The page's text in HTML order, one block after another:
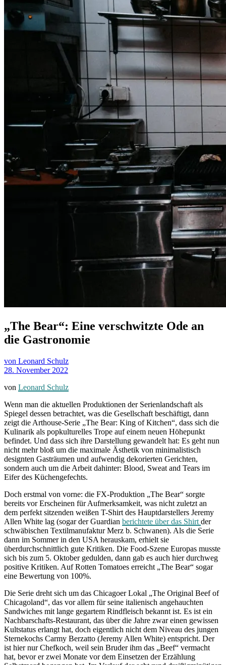
„The Bear“: Eine verschwitzte Ode an
die Gastronomie
von Leonard Schulz
28. November 2022
von Leonard Schulz
Wenn man die aktuellen Produktionen der Serienlandschaft als
Spiegel dessen betrachtet, was die Gesellschaft beschäftigt, dann
zeigt die Arthouse-Serie „The Bear: King of Kitchen“, dass sich die
Kulinarik als popkulturelles Trope auf einem neuen Höhepunkt
befindet. Und dass sich ihre Darstellung gewandelt hat: Es geht nun
nicht mehr bloß um die maximale Ästhetik von minimalistisch
designten Gasträumen und aufwendig dekorierten Gerichten,
sondern auch um die Arbeit dahinter: Blood, Sweat and Tears im
Eifer des Küchengefechts.
Doch erstmal von vorne: die FX-Produktion „The Bear“ sorgte
bereits vor Erscheinen für Aufmerksamkeit, was nicht zuletzt an
dem perfekt sitzenden weißen T-Shirt des Hauptdarstellers Jeremy
Allen White lag (sogar der Guardian berichtete über das Shirt der
schwäbischen Textilmanufaktur Merz b. Schwanen). Als die Serie
dann im Sommer in den USA herauskam, erhielt sie
überdurchschnittlich gute Kritiken. Die Food-Szene Europas musste
sich bis zum 5. Oktober gedulden, dann gab es auch hier durchweg
positive Kritiken. Auf Rotten Tomatoes erreicht „The Bear“ sogar
eine Bewertung von 100%.
Die Serie dreht sich um das Chicagoer Lokal „The Original Beef of
Chicagoland“, das vor allem für seine italienisch angehauchten
Sandwiches mit lange gegartem Rindfleisch bekannt ist. Es ist ein
Nachbarschafts-Restaurant, das über die Jahre zwar einen gewissen
Kultstatus erlangt hat, doch eigentlich nicht dem Niveau des jungen
Sternekochs Carmy Berzatto (Jeremy Allen White) entspricht. Der
ist hier nur Chefkoch, weil sein Bruder ihm das „Beef“ vermacht
hat, bevor er zwei Monate vor dem Einsetzen der Erzählung